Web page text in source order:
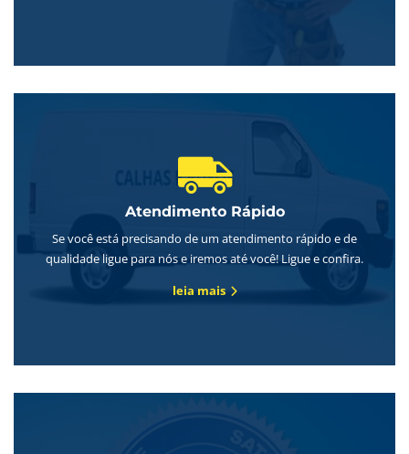
Atendimento Rápido
Se você está precisando de um atendimento rápido e de
qualidade ligue para nós e iremos até você! Ligue e confira.
leia mais